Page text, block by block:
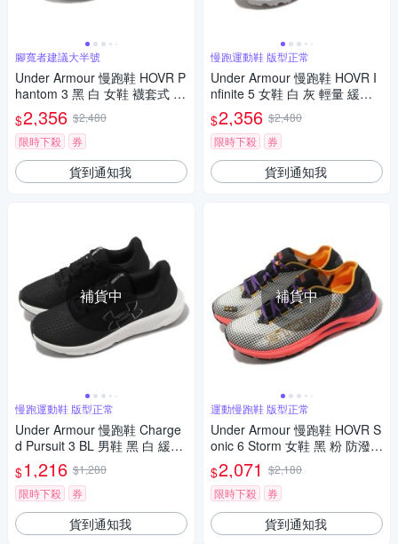
腳寬者建議大半號
Under Armour 慢跑鞋 HOVR P
hantom 3 黑 白 女鞋 襪套式 運
動鞋 UA 3025517001
$2,356 $2,480
限時下殺
券
貨到通知我
補貨中
慢跑運動鞋 版型正常
Under Armour 慢跑鞋 Charge
d Pursuit 3 BL 男鞋 黑 白 緩震
運動鞋 UA 3026523001
$1,216 $1,280
限時下殺
券
貨到通知我
慢跑運動鞋 版型正常
Under Armour 慢跑鞋 HOVR I
nfinite 5 女鞋 白 灰 輕量 緩震
路跑 運動鞋 UA 3026550103
$2,356 $2,480
限時下殺
券
貨到通知我
補貨中
運動慢跑鞋 版型正常
Under Armour 慢跑鞋 HOVR S
onic 6 Storm 女鞋 黑 粉 防潑水
運動鞋 緩震 路跑 UA 3026553
300
$2,071 $2,180
限時下殺
券
貨到通知我